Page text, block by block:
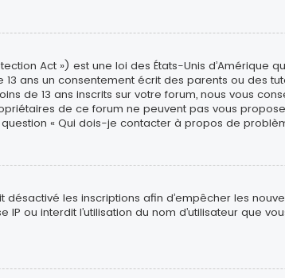
Act ») est une loi des États-Unis
ans un consentement écrit des parents ou des
de 13 ans inscrits sur votre forum, nous vous
de ce forum ne peuvent pas vous
« Qui dois-je contacter à propos de
les inscriptions afin d’empêcher les
ou interdit l’utilisation du nom d’utilisateur que